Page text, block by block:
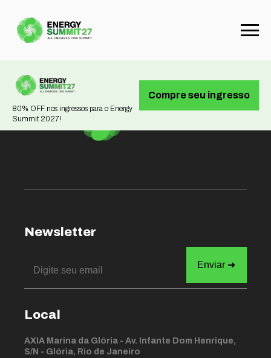
80% OFF nos ingressos para o Energy
Summit 2027!
Compre seu ingresso
Not found
Newsletter
Local
AXIA Marina da Glória - Av. Infante Dom Henrique,
S/N - Glória, Rio de Janeiro